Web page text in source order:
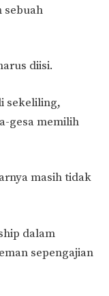
sebuah
diisi.
sekeliling,
gesa memilih
masih tidak
dalam
sepengajian